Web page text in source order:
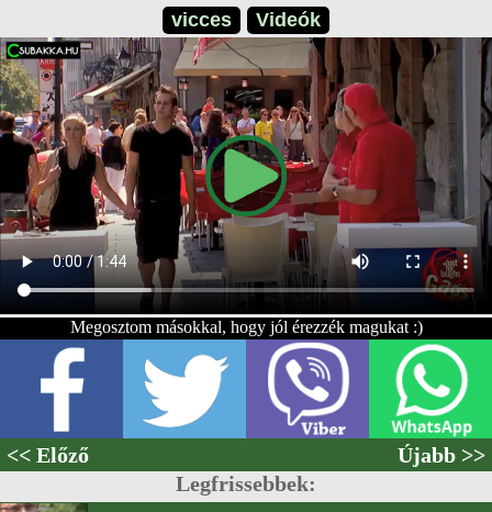
vicces
Videók
Megosztom másokkal, hogy jól érezzék magukat :)
<< Előző
Újabb >>
Legfrissebbek: